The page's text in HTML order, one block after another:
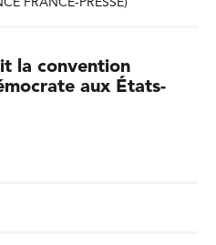
FRANCE-PRESSE)
la convention
aux États-